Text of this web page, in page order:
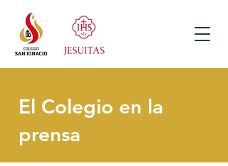
El Colegio en la
prensa